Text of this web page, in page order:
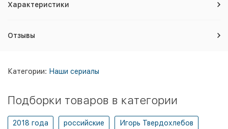
Характеристики
Отзывы
Категории: Наши сериалы
Подборки товаров в категории
2018 года российские Игорь Твердохлебов